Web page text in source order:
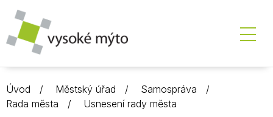
Úvod Městský úřad
Samospráva
Rada města
Usnesení rady města